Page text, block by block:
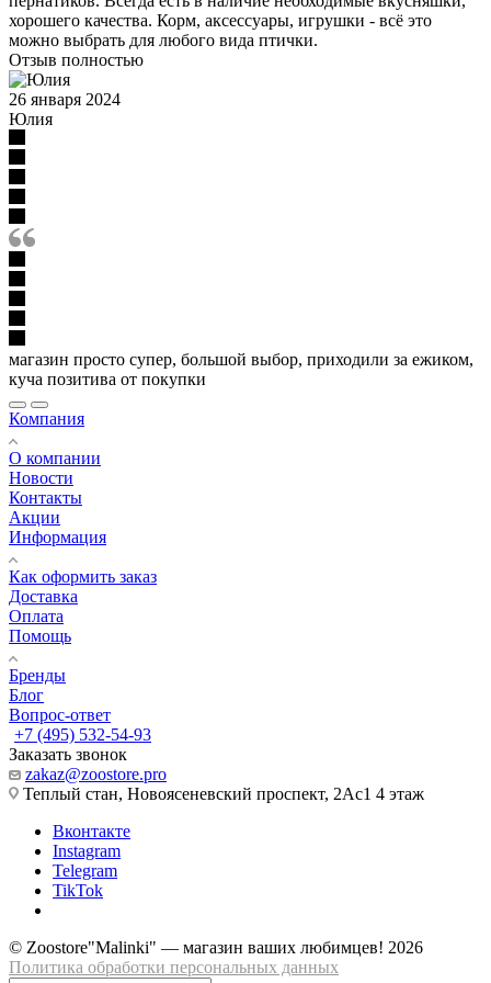
хорошего качества. Корм, аксессуары, игрушки - всё это
можно выбрать для любого вида птички.
Отзыв полностью
26 января 2024
Юлия
магазин просто супер, большой выбор, приходили за ежиком,
куча позитива от покупки
Компания
О компании
Новости
Контакты
Акции
Информация
Как оформить заказ
Доставка
Оплата
Помощь
Бренды
Блог
Вопрос-ответ
+7 (495) 532-54-93
Заказать звонок
zakaz@zoostore.pro
Теплый стан, Новоясеневский проспект, 2Ас1 4 этаж
Вконтакте
Instagram
Telegram
TikTok
© Zoostore"Malinki" — магазин ваших любимцев! 2026
Политика обработки персональных данных